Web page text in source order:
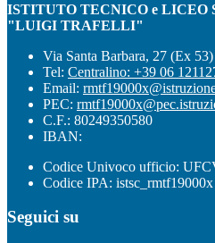
ISTITUTO TECNICO e LICEO
"LUIGI TRAFELLI"
Via Santa Barbara, 27 (Ex
Tel: Centralino: +39 06
Email:
PEC:
C.F.: 80249350580
IBAN:
Codice Univoco ufficio:
Codice IPA: istsc_rmtf19000x
Seguici su